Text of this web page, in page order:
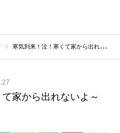
寒気到来！泣！寒くて家から出れないよ～＞＜
家から出れないよ～